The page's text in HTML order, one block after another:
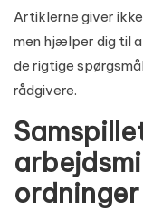
Artiklerne giver
men hjælper dig til
de rigtige
rådgivere.
ordninger